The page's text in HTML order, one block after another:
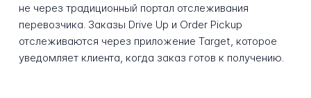
не через традиционный портал отслеживания
перевозчика. Заказы Drive Up и Order Pickup
отслеживаются через приложение Target, которое
уведомляет клиента, когда заказ готов к получению.